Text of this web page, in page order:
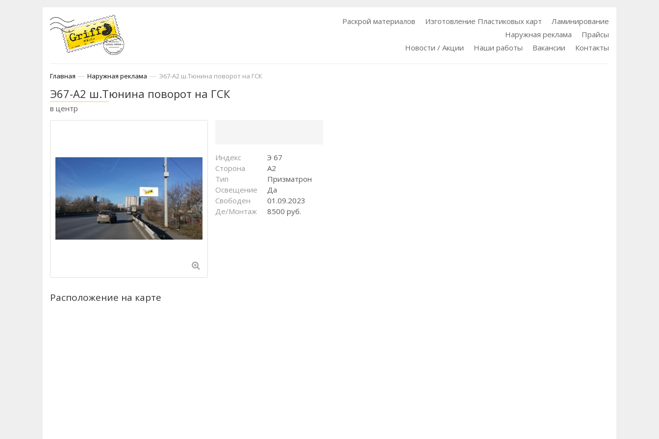
Раскрой материалов Изготовление Пластиковых карт
Ламинирование
Наружная реклама
Прайсы
Новости / Акции
Наши работы Вакансии Контакты
Главная — Наружная реклама — Э67-А2 ш.Тюнина поворот на ГСК
Э67-А2 ш.Тюнина поворот на ГСК
в центр
Индекс
Э 67
Сторона
A2
Тип
Призматрон
Освещение
Да
Свободен
01.09.2023
Де/Монтаж
8500 руб.
Расположение на карте